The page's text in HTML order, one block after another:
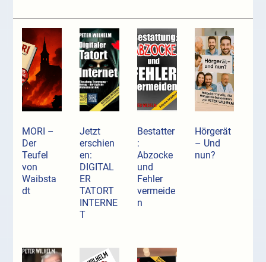
MORI –
Der
Teufel
von
Waibsta
dt
Jetzt
erschien
en:
DIGITAL
ER
TATORT
INTERNE
T
Bestatter
:
Abzocke
und
Fehler
vermeide
n
Hörgerät
– Und
nun?